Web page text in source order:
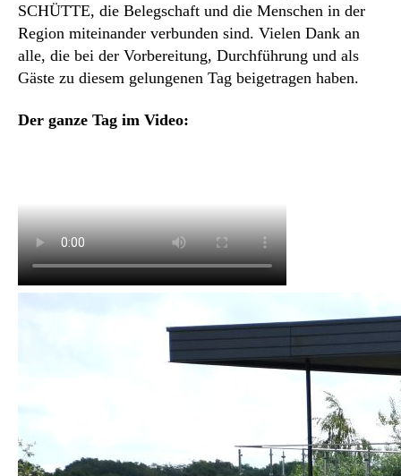
SCHÜTTE, die Belegschaft und die Menschen in der
Region miteinander verbunden sind. Vielen Dank an
alle, die bei der Vorbereitung, Durchführung und als
Gäste zu diesem gelungenen Tag beigetragen haben.
Der ganze Tag im Video: